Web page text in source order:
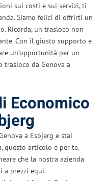
sui costi e sui servizi, ti
Siamo felici di offrirti un
Ricorda, un trasloco non
Con il giusto supporto e
un’opportunità per un
da Genova a
Economico
a Esbjerg e stai
questo articolo è per te.
che la nostra azienda
a prezzi equi.